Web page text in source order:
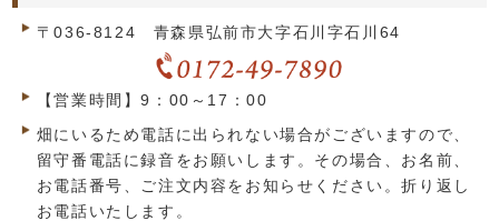
〒036-8124 青森県弘前市大字石川字石川64
【営業時間】9：00～17：00
畑にいるため電話に出られない場合がございますので、
留守番電話に録音をお願いします。その場合、お名前、
お電話番号、ご注文内容をお知らせください。折り返し
お電話いたします。